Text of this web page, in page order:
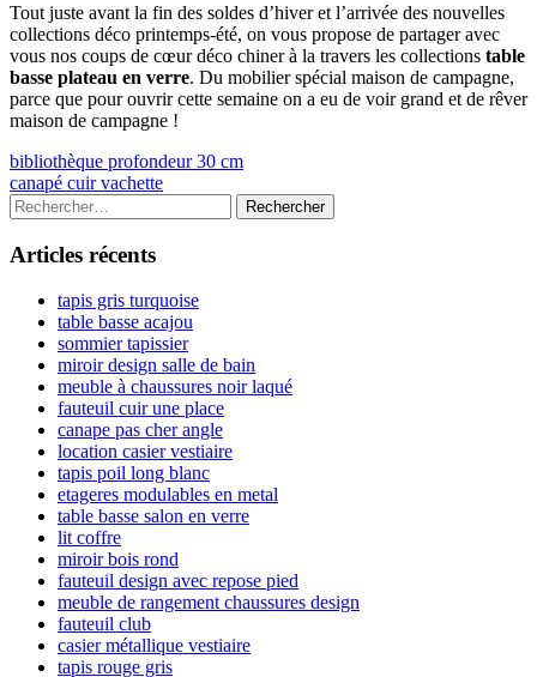
Tout juste avant la fin des soldes d’hiver et l’arrivée des nouvelles
collections déco printemps-été, on vous propose de partager avec
vous nos coups de cœur déco chiner à la travers les collections table
basse plateau en verre. Du mobilier spécial maison de campagne,
parce que pour ouvrir cette semaine on a eu de voir grand et de rêver
maison de campagne !
Navigation
de
l’article
Previous
article:
bibliothèque profondeur 30 cm
Next
article:
canapé cuir vachette
Colonne
latérale
principale
Rechercher :
Articles récents
tapis gris turquoise
table basse acajou
sommier tapissier
miroir design salle de bain
meuble à chaussures noir laqué
fauteuil cuir une place
canape pas cher angle
location casier vestiaire
tapis poil long blanc
etageres modulables en metal
table basse salon en verre
lit coffre
miroir bois rond
fauteuil design avec repose pied
meuble de rangement chaussures design
fauteuil club
casier métallique vestiaire
tapis rouge gris